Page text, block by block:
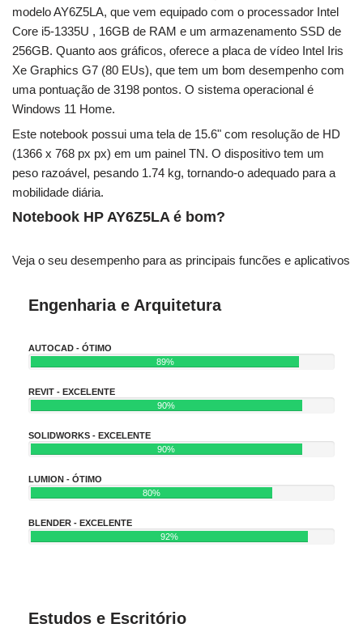
modelo AY6Z5LA, que vem equipado com o processador Intel
Core i5-1335U , 16GB de RAM e um armazenamento SSD de
256GB. Quanto aos gráficos, oferece a placa de vídeo Intel Iris
Xe Graphics G7 (80 EUs), que tem um bom desempenho com
uma pontuação de 3198 pontos. O sistema operacional é
Windows 11 Home.
Este notebook possui uma tela de 15.6" com resolução de HD
(1366 x 768 px px) em um painel TN. O dispositivo tem um
peso razoável, pesando 1.74 kg, tornando-o adequado para a
mobilidade diária.
Notebook HP AY6Z5LA é bom?
Veja o seu desempenho para as principais funcões e aplicativos
Engenharia e Arquitetura
AUTOCAD - ÓTIMO
89%
REVIT - EXCELENTE
90%
SOLIDWORKS - EXCELENTE
90%
LUMION - ÓTIMO
80%
BLENDER - EXCELENTE
92%
Estudos e Escritório